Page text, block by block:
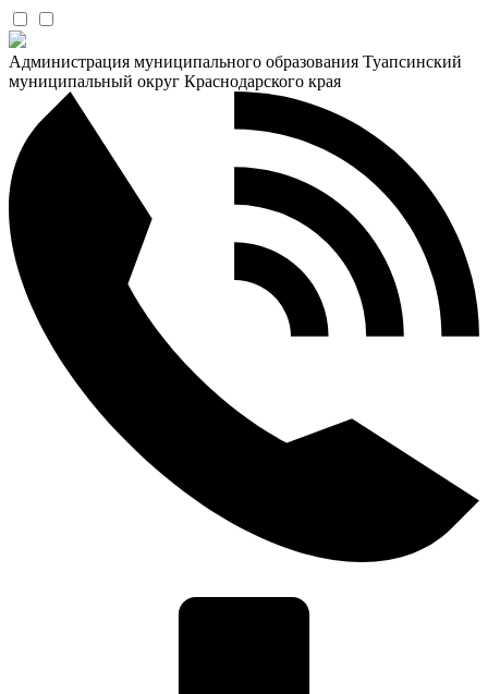
Администрация муниципального образования Туапсинский
муниципальный округ Краснодарского края